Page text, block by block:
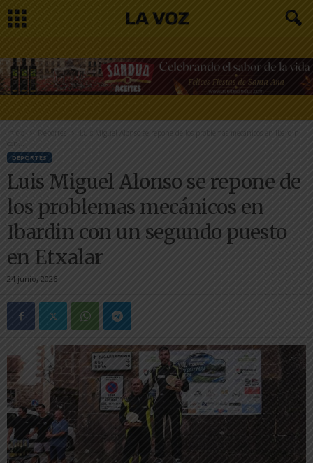
Inicio
Luis Miguel Alonso se repone de los problemas mecánicos en Ibardin
DEPORTES
Luis Miguel Alonso se repone de
los problemas mecánicos en
Ibardin con un segundo puesto
en Etxalar
24 junio, 2026